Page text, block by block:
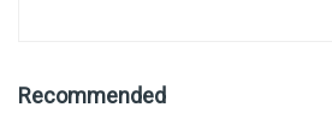
Recommended